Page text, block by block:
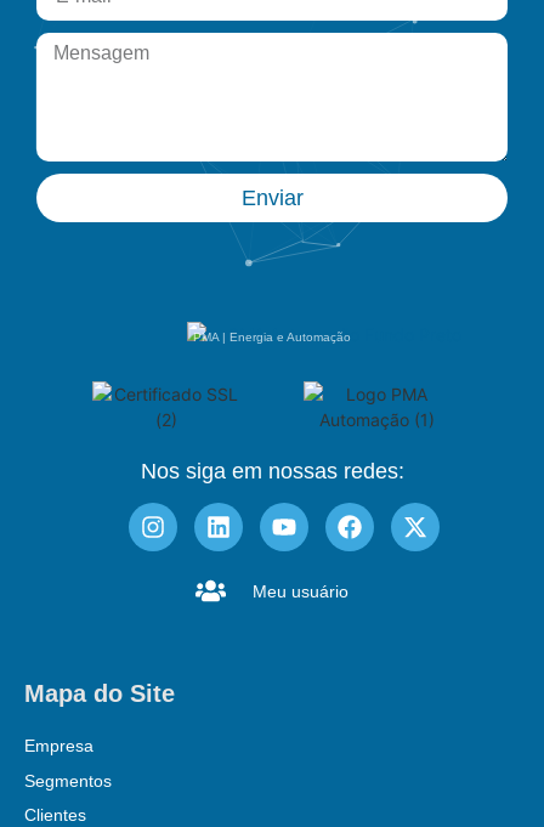
Enviar
PMA | Energia e Automação
Nos siga em nossas redes:
Meu usuário
Mapa do Site
Empresa
Segmentos
Clientes